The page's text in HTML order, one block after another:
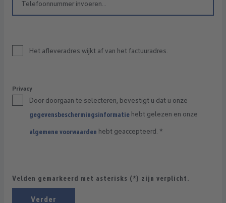
Het afleveradres wijkt af van het factuuradres.
Privacy
Door doorgaan te selecteren, bevestigt u dat u onze
gegevensbeschermingsinformatie hebt gelezen en onze
algemene voorwaarden hebt geaccepteerd. *
Velden gemarkeerd met asterisks (*) zijn verplicht.
Verder